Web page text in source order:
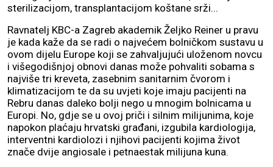
sterilizacijom, transplantacijom koštane srži...
Ravnatelj KBC-a Zagreb akademik Željko Reiner u pravu
je kada kaže da se radi o najvećem bolničkom sustavu u
ovom dijelu Europe koji se zahvaljujući uloženom novcu
i višegodišnjoj obnovi danas može pohvaliti sobama s
najviše tri kreveta, zasebnim sanitarnim čvorom i
klimatizacijom te da su uvjeti koje imaju pacijenti na
Rebru danas daleko bolji nego u mnogim bolnicama u
Europi. No, gdje se u ovoj priči i silnim milijunima, koje
napokon plaćaju hrvatski građani, izgubila kardiologija,
interventni kardiolozi i njihovi pacijenti kojima život
znače dvije angiosale i petnaestak milijuna kuna.